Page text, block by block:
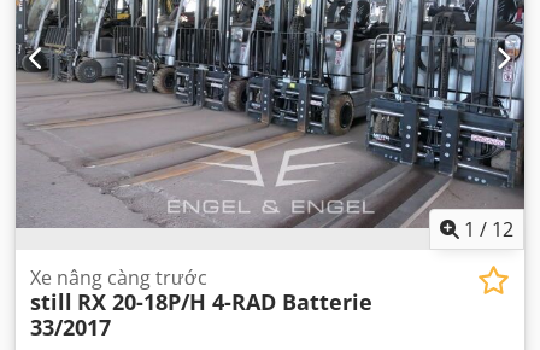
1 / 12
Xe nâng càng trước
still RX 20-18P/H 4-RAD Batterie
33/2017